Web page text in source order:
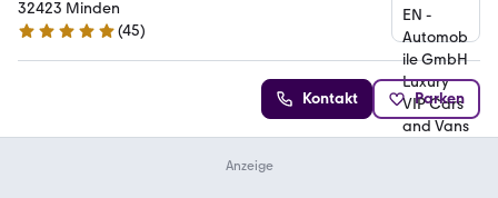
Vans
32423 Minden
5 Sterne
(45)
Kontakt Parken